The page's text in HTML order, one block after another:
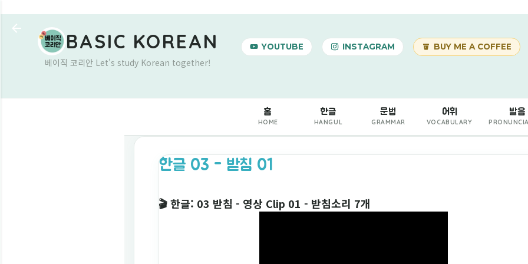
기본 콘텐츠로 건너뛰기
BASIC KOREAN
베이직 코리안 Let's study Korean together!
YOUTUBE INSTAGRAM BUY ME A COFFEE
홈
HOME
한글
HANGUL
문법
GRAMMAR
어휘
VOCABULARY
발음
한글 03 - 받침 01
🎬한글: 03 받침 - 영상 Clip 01 - 받침소리 7개